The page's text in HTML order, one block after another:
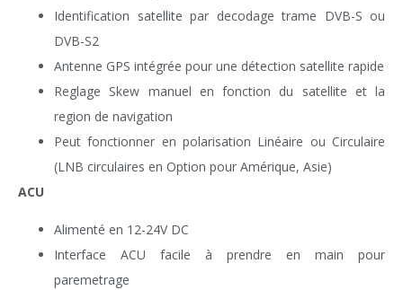
Identification satellite par decodage trame DVB-S ou
DVB-S2
Antenne GPS intégrée pour une détection satellite rapide
Reglage Skew manuel en fonction du satellite et la
region de navigation
Peut fonctionner en polarisation Linéaire ou Circulaire
(LNB circulaires en Option pour Amérique, Asie)
ACU
Alimenté en 12-24V DC
Interface ACU facile à prendre en main pour
paremetrage